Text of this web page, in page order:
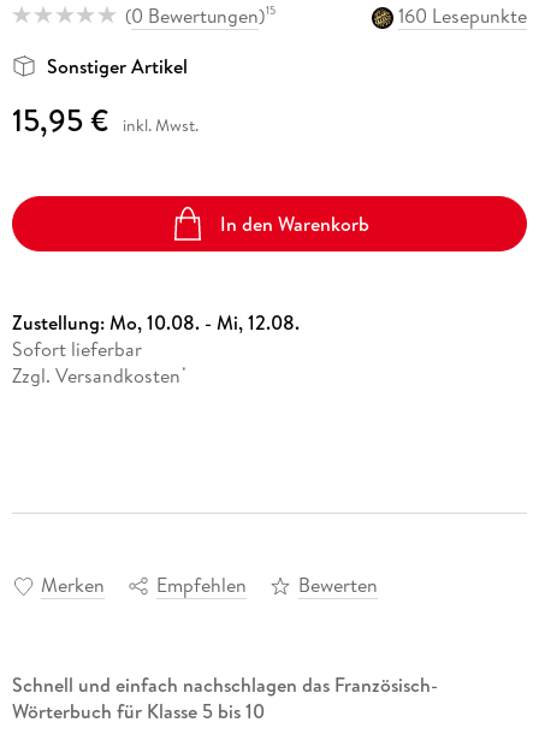
(0 Bewertungen)15
160 Lesepunkte
Sonstiger Artikel
15,95 € inkl. Mwst.
In den Warenkorb
Zustellung:Mo, 10.08. - Mi, 12.08.
Sofort lieferbar
Zzgl. Versandkosten *
Merken Empfehlen Bewerten
Schnell und einfach nachschlagen das Französisch-
Wörterbuch für Klasse 5 bis 10